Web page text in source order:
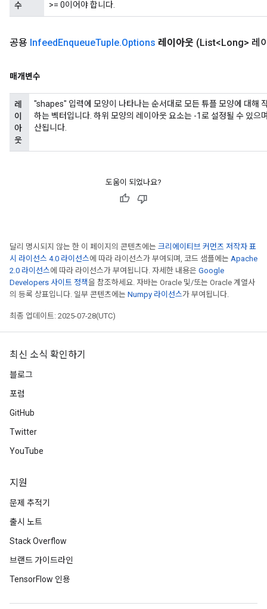
수
>= 0이어야 합니다.
공용 InfeedEnqueueTuple.Options 레이아웃 (List<Long> 레
매개변수
레
이
아
웃
"shapes" 입력에 모양이 나타나는 순서대로 모든 튜플 모양에 대해
하는 벡터입니다. 하위 모양의 레이아웃 요소는 -1로 설정될 수 있으
산됩니다.
도움이 되었나요?
달리 명시되지 않는 한 이 페이지의 콘텐츠에는 크리에이티브 커먼즈 저작자 표
시 라이선스 4.0 라이선스에 따라 라이선스가 부여되며, 코드 샘플에는 Apache
2.0 라이선스에 따라 라이선스가 부여됩니다. 자세한 내용은 Google
Developers 사이트 정책을 참조하세요. 자바는 Oracle 및/또는 Oracle 계열사
의 등록 상표입니다. 일부 콘텐츠에는 Numpy 라이선스가 부여됩니다.
최종 업데이트: 2025-07-28(UTC)
최신 소식 확인하기
블로그
포럼
GitHub
Twitter
YouTube
지원
문제 추적기
출시 노트
Stack Overflow
브랜드 가이드라인
TensorFlow 인용